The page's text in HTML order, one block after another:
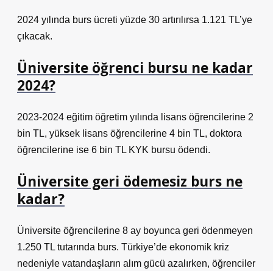
2024 yılında burs ücreti yüzde 30 artırılırsa 1.121 TL’ye
çıkacak.
Üniversite öğrenci bursu ne kadar
2024?
2023-2024 eğitim öğretim yılında lisans öğrencilerine 2
bin TL, yüksek lisans öğrencilerine 4 bin TL, doktora
öğrencilerine ise 6 bin TL KYK bursu ödendi.
Üniversite geri ödemesiz burs ne
kadar?
Üniversite öğrencilerine 8 ay boyunca geri ödenmeyen
1.250 TL tutarında burs. Türkiye’de ekonomik kriz
nedeniyle vatandaşların alım gücü azalırken, öğrenciler